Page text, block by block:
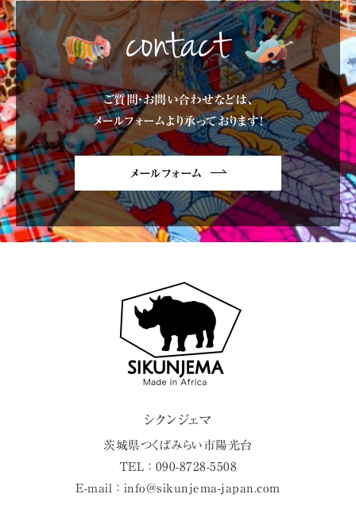
contact
ご質問・お問い合わせなどは、
メールフォームより承っております!
メールフォーム
シクンジェマ
茨城県 つくばみらい市 陽光台
TEL ： 090-8728-5508
E-mail ： info@sikunjema-japan.com